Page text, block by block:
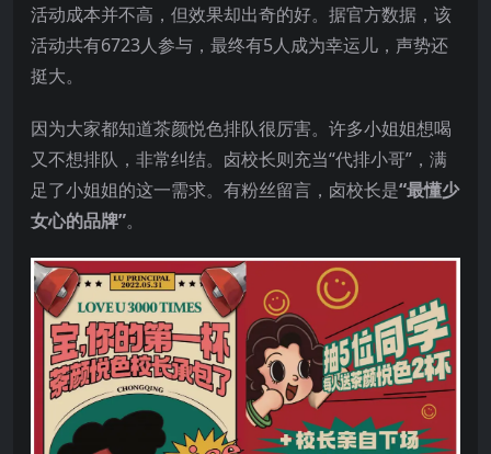
活动成本并不高，但效果却出奇的好。据官方数据，该
活动共有6723人参与，最终有5人成为幸运儿，声势还
挺大。
因为大家都知道茶颜悦色排队很厉害。许多小姐姐想喝
又不想排队，非常纠结。卤校长则充当“代排小哥”，满
足了小姐姐的这一需求。有粉丝留言，卤校长是“最懂少
女心的品牌”。